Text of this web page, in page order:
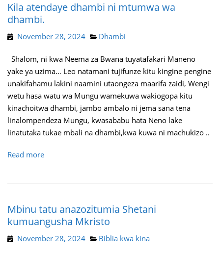
Kila atendaye dhambi ni mtumwa wa
dhambi.
November 28, 2024 Dhambi
Shalom, ni kwa Neema za Bwana tuyatafakari Maneno
yake ya uzima… Leo natamani tujifunze kitu kingine pengine
unakifahamu lakini naamini utaongeza maarifa zaidi, Wengi
wetu hasa watu wa Mungu wamekuwa wakiogopa kitu
kinachoitwa dhambi, jambo ambalo ni jema sana tena
linalompendeza Mungu, kwasababu hata Neno lake
linatutaka tukae mbali na dhambi,kwa kuwa ni machukizo ..
Read more
Mbinu tatu anazozitumia Shetani
kumuangusha Mkristo
November 28, 2024 Biblia kwa kina